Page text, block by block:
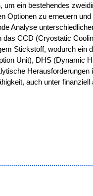
ein bestehendes
Optionen zu erneuern
Analyse
CCD (Cryostatic
Stickstoff, wodurch ein
Unit), DHS (Dynamic
Herausforderungen
auch unter